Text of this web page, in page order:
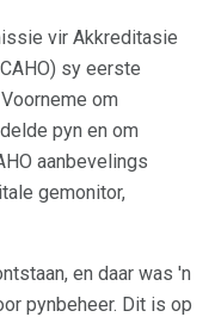
vir Akkreditasie
sy eerste
om
pyn en om
aanbevelings
gemonitor,
en daar was 'n
pynbeheer. Dit is op